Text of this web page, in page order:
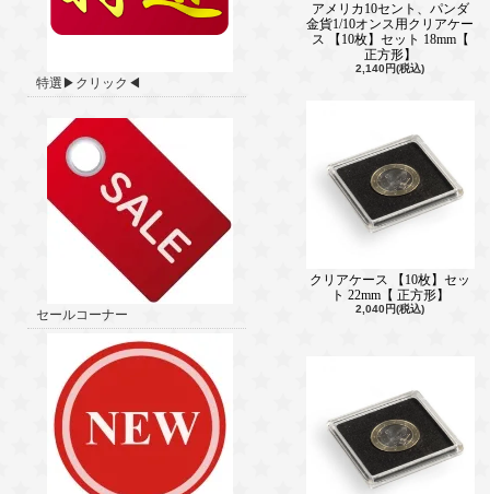
特選▶クリック◀
セールコーナー
アメリカ10セント、パンダ
金貨1/10オンス用クリアケー
ス 【10枚】セット 18mm【
正方形】
2,140円(税込)
クリアケース 【10枚】セッ
ト 22mm【 正方形】
2,040円(税込)